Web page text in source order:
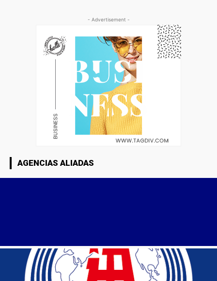
- Advertisement -
AGENCIAS ALIADAS